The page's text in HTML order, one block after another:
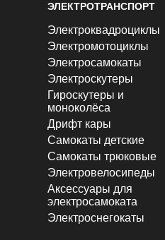
ЭЛЕКТРОТРАНСПОРТ
Электроквадроциклы
Электромотоциклы
Электросамокаты
Электроскутеры
Гироскутеры и
моноколёса
Дрифт кары
Самокаты детские
Самокаты трюковые
Электровелосипеды
Аксессуары для
электросамоката
Электроснегокаты